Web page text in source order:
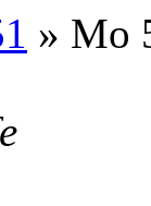
» Mo